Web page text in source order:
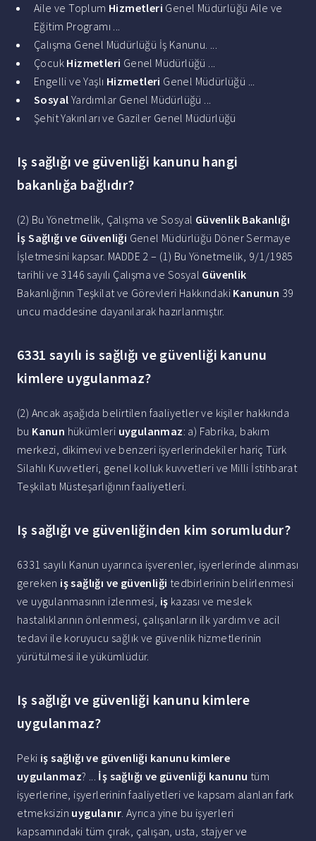
Aile ve Toplum Hizmetleri Genel Müdürlüğü Aile ve
Eğitim Programı ...
Çalışma Genel Müdürlüğü İş Kanunu. ...
Çocuk Hizmetleri Genel Müdürlüğü ...
Engelli ve Yaşlı Hizmetleri Genel Müdürlüğü ...
Sosyal Yardımlar Genel Müdürlüğü ...
Şehit Yakınları ve Gaziler Genel Müdürlüğü
Iş sağlığı ve güvenliği kanunu hangi
bakanlığa bağlıdır?
(2) Bu Yönetmelik, Çalışma ve Sosyal Güvenlik Bakanlığı
İş Sağlığı ve Güvenliği Genel Müdürlüğü Döner Sermaye
İşletmesini kapsar. MADDE 2 – (1) Bu Yönetmelik, 9/1/1985
tarihli ve 3146 sayılı Çalışma ve Sosyal Güvenlik
Bakanlığının Teşkilat ve Görevleri Hakkındaki Kanunun 39
uncu maddesine dayanılarak hazırlanmıştır.
6331 sayılı is sağlığı ve güvenliği kanunu
kimlere uygulanmaz?
(2) Ancak aşağıda belirtilen faaliyetler ve kişiler hakkında
bu Kanun hükümleri uygulanmaz: a) Fabrika, bakım
merkezi, dikimevi ve benzeri işyerlerindekiler hariç Türk
Silahlı Kuvvetleri, genel kolluk kuvvetleri ve Milli İstihbarat
Teşkilatı Müsteşarlığının faaliyetleri.
Iş sağlığı ve güvenliğinden kim sorumludur?
6331 sayılı Kanun uyarınca işverenler, işyerlerinde alınması
gereken iş sağlığı ve güvenliği tedbirlerinin belirlenmesi
ve uygulanmasının izlenmesi, iş kazası ve meslek
hastalıklarının önlenmesi, çalışanların ilk yardım ve acil
tedavi ile koruyucu sağlık ve güvenlik hizmetlerinin
yürütülmesi ile yükümlüdür.
Iş sağlığı ve güvenliği kanunu kimlere
uygulanmaz?
Peki iş sağlığı ve güvenliği kanunu kimlere
uygulanmaz? ... İş sağlığı ve güvenliği kanunu tüm
işyerlerine, işyerlerinin faaliyetleri ve kapsam alanları fark
etmeksizin uygulanır. Ayrıca yine bu işyerleri
kapsamındaki tüm çırak, çalışan, usta, stajyer ve